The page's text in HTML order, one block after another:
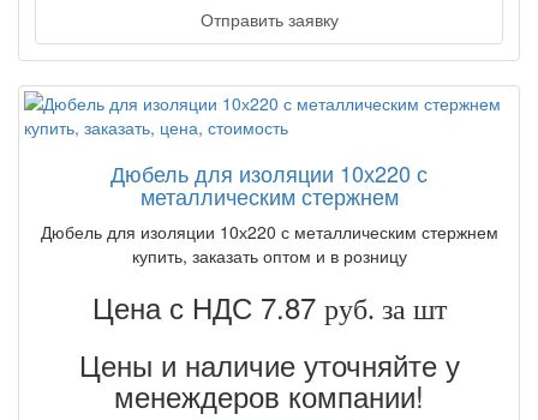
Отправить заявку
Дюбель для изоляции 10х220 с
металлическим стержнем
Дюбель для изоляции 10х220 с металлическим стержнем
купить, заказать оптом и в розницу
Цена с НДС 7.87 руб. за шт
Цены и наличие уточняйте у
менеждеров компании!